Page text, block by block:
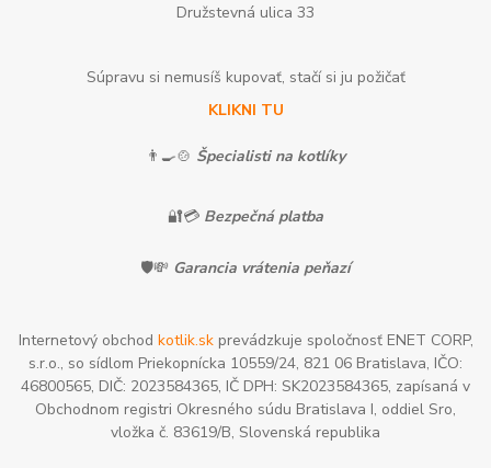
Družstevná ulica 33
Súpravu si nemusíš kupovať, stačí si ju požičať
KLIKNI TU
👨‍🍳🍲 Špecialisti na kotlíky
🔐💳 Bezpečná platba
🛡️💸 Garancia vrátenia peňazí
Internetový obchod kotlik.skprevádzkuje spoločnosť ENET CORP,
s.r.o., so sídlom Priekopnícka 10559/24, 821 06 Bratislava, IČO:
46800565, DIČ: 2023584365, IČ DPH: SK2023584365, zapísaná v
Obchodnom registri Okresného súdu Bratislava I, oddiel Sro,
vložka č. 83619/B, Slovenská republika